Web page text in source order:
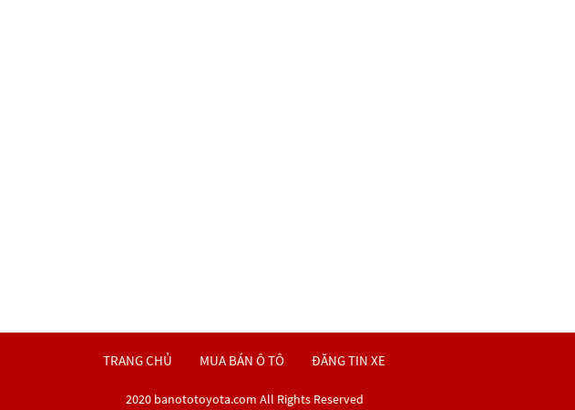
TRANG CHỦ MUA BÁN Ô TÔ ĐĂNG TIN XE
2020 banototoyota.com All Rights Reserved